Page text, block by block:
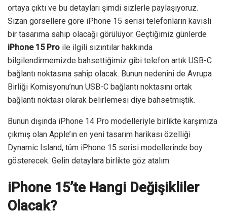
ortaya çıktı ve bu detayları şimdi sizlerle paylaşıyoruz.
Sızan görsellere göre iPhone 15 serisi telefonların kavisli
bir tasarıma sahip olacağı görülüyor. Geçtiğimiz günlerde
iPhone 15 Pro ile ilgili sızıntılar hakkında
bilgilendirmemizde bahsettiğimiz gibi telefon artık USB-C
bağlantı noktasına sahip olacak. Bunun nedenini de Avrupa
Birliği Komisyonu’nun USB-C bağlantı noktasını ortak
bağlantı noktası olarak belirlemesi diye bahsetmiştik.
Bunun dışında iPhone 14 Pro modelleriyle birlikte karşımıza
çıkmış olan Apple’ın en yeni tasarım harikası özelliği
Dynamic Island, tüm iPhone 15 serisi modellerinde boy
gösterecek. Gelin detaylara birlikte göz atalım.
iPhone 15’te Hangi Değişikliler
Olacak?